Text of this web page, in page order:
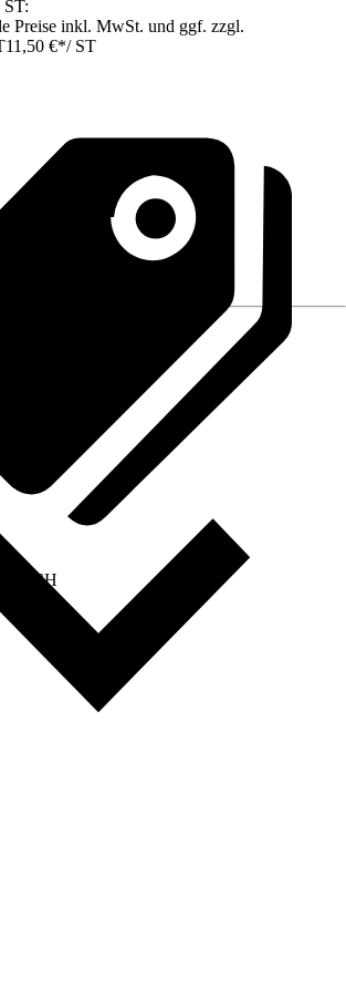
Preise inkl. MwSt. und ggf. zzgl.
11,50 €*/ ST